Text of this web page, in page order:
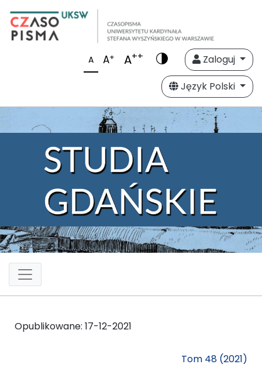
A A+ A++
Zaloguj
Język Polski
Opublikowane: 17-12-2021
Tom 48 (2021)